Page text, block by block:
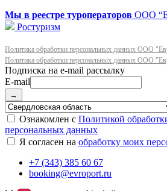
Мы в реестре туроператоров ООО
Ростуризм
Политика обработки персональных данных ООО
Политика обработки персональных данных ООО
E-mail
→
Ознакомлен с Политикой
персональных данных
Я согласен на обработку моих
+7 (343) 385 60 67
booking@evroport.ru